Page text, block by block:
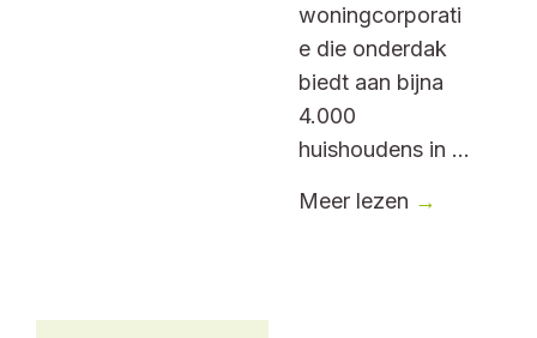
woningcorporati
e die onderdak
biedt aan bijna
4.000
huishoudens in ...
Meer lezen →